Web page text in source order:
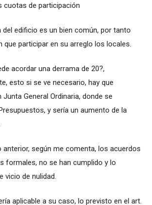
cuotas de participación
del edificio es un bien común, por tanto
que participar en su arreglo los locales.
acordar una derrama de 20?,
esto si se ve necesario, hay que
Junta General Ordinaria, donde se
y sería un aumento de la
anterior, según me comenta, los acuerdos
formales, no se han cumplido y lo
vicio de nulidad.
aplicable a su caso, lo previsto en el art.